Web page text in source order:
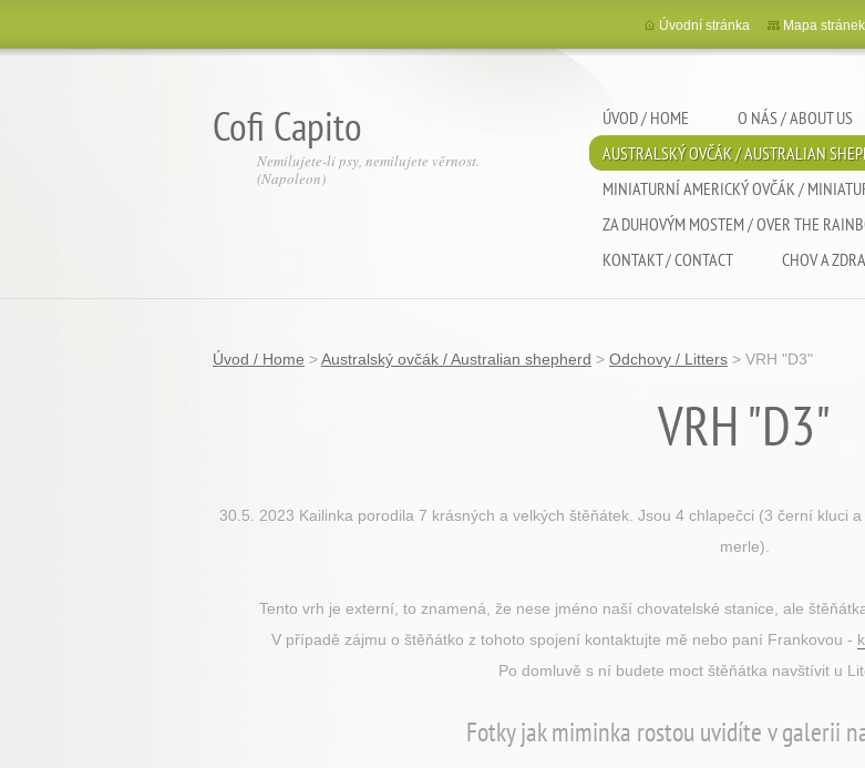
Cofi Capito
Nemilujete-li psy, nemilujete věrnost.
(Napoleon)
ÚVOD / HOME O NÁS / ABOUT US
AUSTRALSKÝ OVČÁK / AUSTRALIAN
MINIATURNÍ AMERICKÝ OVČÁK /
ZA DUHOVÝM MOSTEM / OVER THE
KONTAKT / CONTACT
CHOV A
Úvodní stránka Mapa stránek
Úvod / Home >Australský ovčák / Australian shepherd > Odchovy / Litters > VRH "D3"
VRH "D3"
30.5. 2023 Kailinka porodila 7 krásných a velkých štěňátek. Jsou 4 chlapečci (3 černí kluci
merle).
Tento vrh je externí, to znamená, že nese jméno naší chovatelské stanice, ale
V případě zájmu o štěňátko z tohoto spojení kontaktujte mě nebo paní Frankovou -
Po domluvě s ní budete moct štěňátka navštívit u
Fotky jak miminka rostou uvidíte v galerii